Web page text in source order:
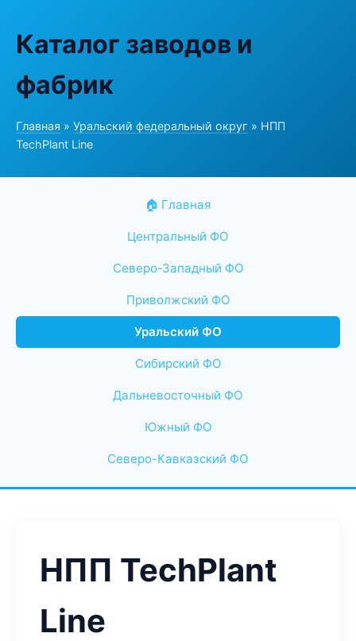
Каталог заводов и
фабрик
Главная » Уральский федеральный округ » НПП
TechPlant Line
🏠 Главная
Центральный ФО
Северо-Западный ФО
Приволжский ФО
Уральский ФО
Сибирский ФО
Дальневосточный ФО
Южный ФО
Северо-Кавказский ФО
НПП TechPlant
Line